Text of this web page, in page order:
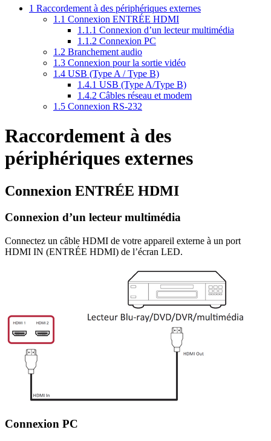
1 Raccordement à des périphériques externes
1.1 Connexion ENTRÉE HDMI
1.1.1 Connexion d’un lecteur multimédia
1.1.2 Connexion PC
1.2 Branchement audio
1.3 Connexion pour la sortie vidéo
1.4 USB (Type A / Type B)
1.4.1 USB (Type A/Type B)
1.4.2 Câbles réseau et modem
1.5 Connexion RS-232
Raccordement à des
périphériques externes
Connexion ENTRÉE HDMI
Connexion d’un lecteur multimédia
Connectez un câble HDMI de votre appareil externe à un port
HDMI IN (ENTRÉE HDMI) de l’écran LED.
Connexion PC